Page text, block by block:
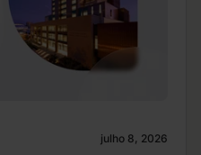
julho 8, 2026